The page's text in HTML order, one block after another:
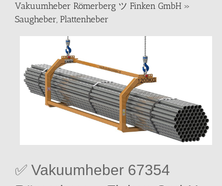
Vakuumheber Römerberg ツ Finken GmbH »
Saugheber, Plattenheber
✅ Vakuumheber 67354